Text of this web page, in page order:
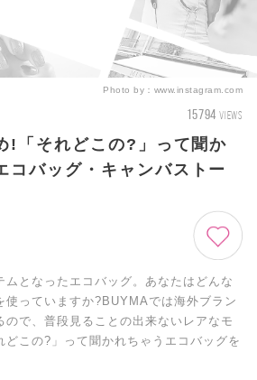
Photo by： www.instagram.com
15794 VIEWS
!「それどこの?」って聞か
コバッグ・キャンバストー
ムとなったエコバッグ。あなたはどんな
使っていますか?BUYMAでは海外ブラン
ので、普段見ることの出来ないレアなモ
どこの?」って聞かれちゃうエコバッグを